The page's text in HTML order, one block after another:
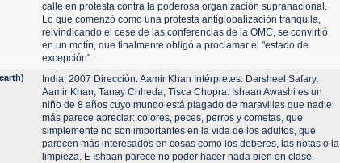
calle en protesta contra la poderosa organización supranacional.
Lo que comenzó como una protesta antiglobalización tranquila,
reivindicando el cese de las conferencias de la OMC, se convirtió
en un motín, que finalmente obligó a proclamar el "estado de
excepción".
India, 2007 Dirección: Aamir Khan Intérpretes: Darsheel Safary,
Aamir Khan, Tanay Chheda, Tisca Chopra. Ishaan Awashi es un
niño de 8 años cuyo mundo está plagado de maravillas que nadie
más parece apreciar: colores, peces, perros y cometas, que
simplemente no son importantes en la vida de los adultos, que
parecen más interesados en cosas como los deberes, las notas o la
limpieza. E Ishaan parece no poder hacer nada bien en clase.